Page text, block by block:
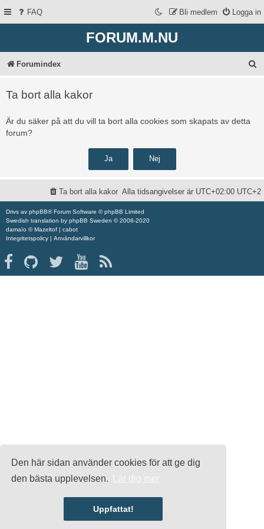
Den här sidan använder cookies för att ge dig
den bästa upplevelsen.
Uppfattat!
FAQ Logga in
Bli medlem
FORUM.M.NU
Forumindex
Ta bort alla kakor
Är du säker på att du vill ta bort alla cookies som skapats av detta
forum?
Alla tidsangivelser är UTC+02:00 UTC+2
Ta bort alla kakor
Drivs av phpBB® Forum Software © phpBB Limited
Swedish translation by phpBB Sweden © 2006-2020
damaïo ©Mazeltof | cabot
Integritetspolicy | Användarvillkor